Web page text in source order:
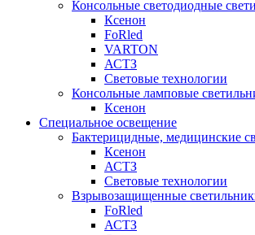
Консольные светодиодные
Ксенон
FoRled
VARTON
АСТЗ
Световые технологии
Консольные ламповые
Ксенон
Специальное освещение
Бактерицидные, медицинские
Ксенон
АСТЗ
Световые технологии
Взрывозащищенные
FoRled
АСТЗ